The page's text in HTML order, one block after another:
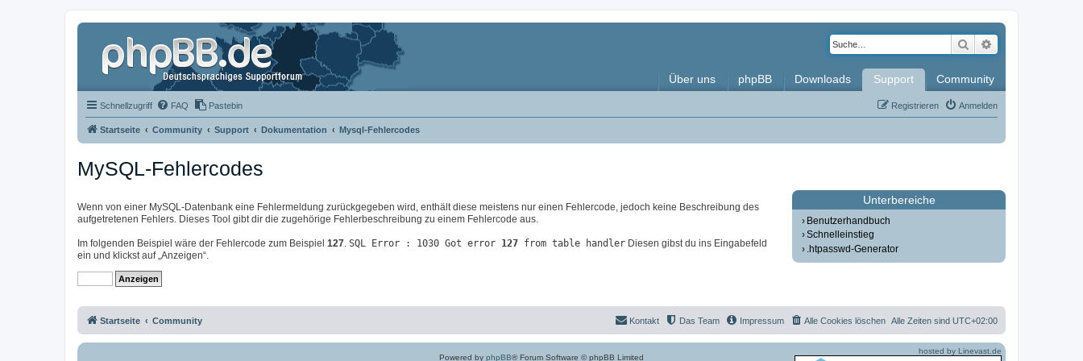
Suche
Über uns phpBB Downloads Support Community
Schnellzugriff FAQ Pastebin Anmelden
Registrieren
Startseite Community Support Dokumentation Mysql-Fehlercodes
MySQL-Fehlercodes
Wenn von einer MySQL-Datenbank eine Fehlermeldung zurückgegeben wird, enthält diese meistens nur einen Fehlercode, jedoch keine Beschreibung des
aufgetretenen Fehlers. Dieses Tool gibt dir die zugehörige Fehlerbeschreibung zu einem Fehlercode aus.
Im folgenden Beispiel wäre der Fehlercode zum Beispiel 127. SQL Error : 1030 Got error 127 from table handler Diesen gibst du ins Eingabefeld
ein und klickst auf „Anzeigen“.
Unterbereiche
Benutzerhandbuch
Schnelleinstieg
.htpasswd-Generator
Startseite Community Alle Zeiten sind UTC+02:00
Alle Cookies löschen
Impressum
Das Team
Kontakt
Powered by phpBB® Forum Software © phpBB Limited
hosted by Linevast.de